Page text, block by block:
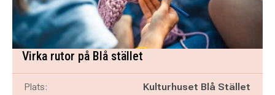
Virka rutor på Blå stället
Plats:
Kulturhuset Blå Stället